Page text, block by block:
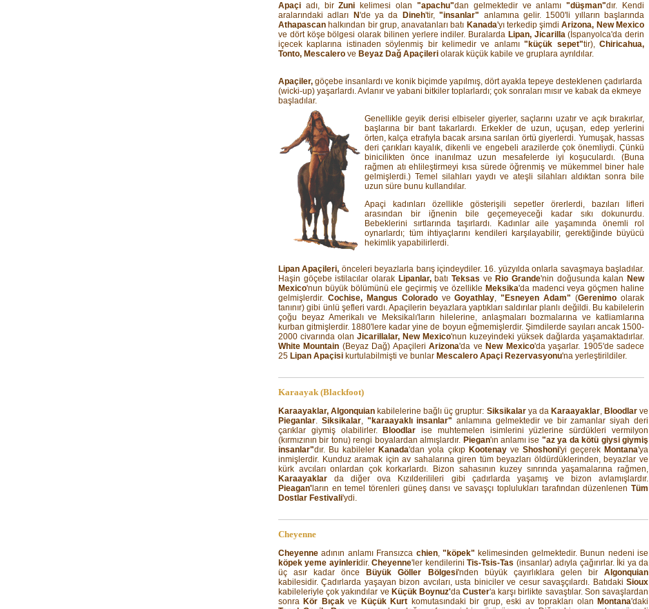
Apaçi adı, birZuni kelimesi olan "apachu"dan gelmektedir ve anlamı"düşman"dır. Kendi
aralarındaki adları
N'de ya da Dineh'tir,"insanlar" anlamına gelir. 1500'li yılların başlarında
Athapascan halkından bir grup, anavatanları batı Kanada'yı terkedip şimdi Arizona, New Mexico
ve dört köşe bölgesi olarak bilinen yerlere indiler. Buralarda Lipan, Jicarilla(İspanyolca'da derin
içecek kaplarına istinaden söylenmiş bir kelimedir ve anlamı"küçük sepet"tir),Chiricahua,
Tonto, Mescalero ve Beyaz Dağ Apaçileri olarak küçük kabile ve gruplara ayrıldılar.
Apaçiler, göçebe insanlardı ve konik biçimde yapılmış, dört ayakla tepeye desteklenen çadırlarda
(wicki-up) yaşarlardı. Avlanır ve yabani bitkiler toplarlardı; çok sonraları mısır ve kabak da ekmeye
başladılar.
Genellikle geyik derisi elbiseler giyerler, saçlarını uzatır ve açık bırakırlar,
başlarına bir bant takarlardı. Erkekler de uzun, uçuşan, edep yerlerini
örten, kalça etrafıyla bacak arsına sarılan örtü giyerlerdi. Yumuşak, hassas
deri çarıkları kayalık, dikenli ve engebeli arazilerde çok önemliydi. Çünkü
binicilikten önce inanılmaz uzun mesafelerde iyi koşuculardı. (Buna
rağmen atı ehlileştirmeyi kısa sürede öğrenmiş ve mükemmel biner hale
gelmişlerdi.) Temel silahları yaydı ve ateşli silahları aldıktan sonra bile
uzun süre bunu kullandılar.
Apaçi kadınları özellikle gösterişili sepetler örerlerdi, bazıları lifleri
arasından bir iğnenin bile geçemeyeceği kadar sıkı dokunurdu.
Bebeklerini sırtlarında taşırlardı. Kadınlar aile yaşamında önemli rol
oynarlardı; tüm ihtiyaçlarını kendileri karşılayabilir, gerektiğinde büyücü
hekimlik yapabilirlerdi.
Lipan Apaçileri, önceleri beyazlarla barış içindeydiler. 16. yüzyılda onlarla savaşmaya başladılar.
Haşin göçebe istilacılar olarak Lipanlar,batıTeksas ve Rio Grande'nin doğusunda kalan New
Mexico'nun büyük bölümünü ele geçirmiş ve özellikle Meksika'da madenci veya göçmen haline
gelmişlerdir. Cochise, Mangus ColoradoveGoyathlay,"Esneyen Adam" (Gerenimo olarak
tanınır) gibi ünlü şefleri vardı. Apaçilerin beyazlara yaptıkları saldırılar planlı değildi. Bu kabilelerin
çoğu beyaz Amerikalı ve Meksikalı'ların hilelerine, anlaşmaları bozmalarına ve katliamlarına
kurban gitmişlerdir. 1880'lere kadar yine de boyun eğmemişlerdir. Şimdilerde sayıları ancak 1500-
2000 civarında olan Jicarillalar, New Mexico'nun kuzeyindeki yüksek dağlarda yaşamaktadırlar.
White Mountain (Beyaz Dağ) ApaçileriArizona'da ve New Mexico'da yaşarlar. 1905'de sadece
25 Lipan Apaçisi kurtulabilmişti ve bunlar Mescalero Apaçi Rezervasyonu'na yerleştirildiler.
Karaayak (Blackfoot)
Karaayaklar, Algonquian kabilelerine bağlı üç gruptur: Siksikalarya da Karaayaklar, Bloodlarve
Pieganlar. Siksikalar, "karaayaklı insanlar" anlamına gelmektedir ve bir zamanlar siyah deri
çarıklar giymiş olabilirler.
Bloodlar ise muhtemelen isimlerini yüzlerine sürdükleri vermilyon
(kırmızının bir tonu) rengi boyalardan almışlardır. Piegan'ın anlamı ise "az ya da kötü giysi giymiş
insanlar"dır. Bu kabileler Kanada'dan yola çıkıp Kootenayve Shoshoni'yi geçerek Montana'ya
inmişlerdir. Kunduz aramak için av sahalarına giren tüm beyazları öldürdüklerinden, beyazlar ve
kürk avcıları onlardan çok korkarlardı. Bizon sahasının kuzey sınrında yaşamalarına rağmen,
Karaayaklar da diğer ova Kızılderilileri gibi çadırlarda yaşamış ve bizon avlamışlardır.
Pieagan' ların en temel törenleri güneş dansı ve savaşçı toplulukları tarafından düzenlenen Tüm
Dostlar Festivali'ydi.
Cheyenne
Cheyenne adının anlamı Fransızca chien,"köpek" kelimesinden gelmektedir. Bunun nedeni ise
köpek yeme ayinleridir.Cheyenne'ler kendileriniTis-Tsis-Tas (insanlar) adıyla çağırırlar. İki ya da
üç asır kadar önce
Büyük Göller Bölgesi'nden büyük çayırlıklara gelen birAlgonquian
kabilesidir. Çadırlarda yaşayan bizon avcıları, usta biniciler ve cesur savaşçılardı. Batıdaki Sioux
kabileleriyle çok yakındılar ve Küçük Boynuz'daCuster'a karşı birlikte savaştılar. Son savaşlardan
sonra Kör Bıçakve Küçük Kurt komutasındaki bir grup, eski av toprakları olan Montana'daki